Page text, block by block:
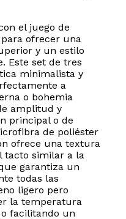
el juego de
ofrecer una
y un estilo
Este set de tres
minimalista y
a
o bohemia
amplitud y
principal o de
de poliéster
ofrece una textura
tacto similar a la
garantiza un
todas las
ligero pero
la temperatura
facilitando un